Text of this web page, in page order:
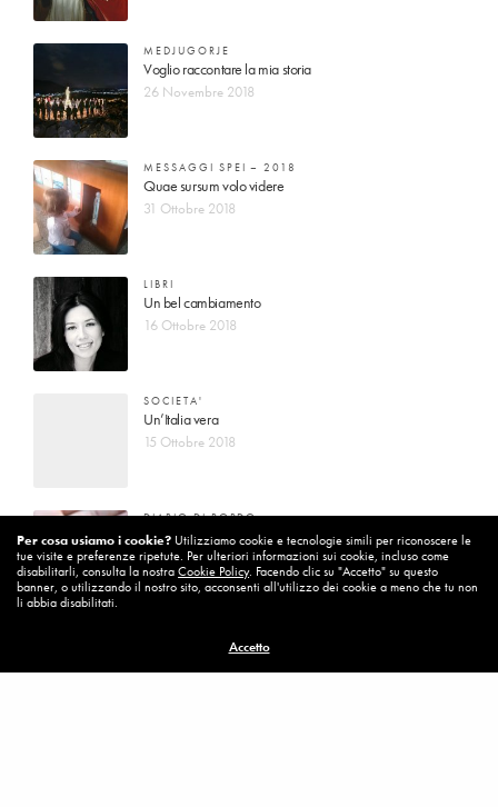
MEDJUGORJE
Voglio raccontare la mia storia
26 Novembre 2018
MESSAGGI SPEI – 2018
Quae sursum volo videre
31 Ottobre 2018
LIBRI
Un bel cambiamento
16 Ottobre 2018
SOCIETA'
Un’Italia vera
15 Ottobre 2018
DIARIO DI BORDO
La vita vince sempre
8 Ottobre 2018
Per cambiare ci vuole coraggio
8 Ottobre 2018
Per cosa usiamo i cookie? Utilizziamo cookie e tecnologie simili per riconoscere le
tue visite e preferenze ripetute. Per ulteriori informazioni sui cookie, incluso come
disabilitarli, consulta la nostraCookie Policy. Facendo clic su "Accetto" su questo
banner, o utilizzando il nostro sito, acconsenti all'utilizzo dei cookie a meno che tu non
li abbia disabilitati.
Accetto